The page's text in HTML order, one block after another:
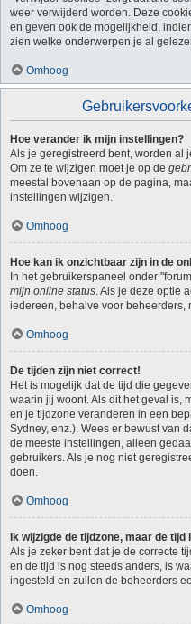
weer verwijderd worden. Deze
en geven ook de mogelijkheid,
zien welke onderwerpen je al
Omhoog
Hoe verander ik mijn instellingen?
Als je geregistreerd bent, worden al
Om ze te wijzigen moet je op de
meestal bovenaan op de pagina,
instellingen wijzigen.
Omhoog
Hoe kan ik onzichtbaar zijn in de
In het gebruikerspaneel onder
mijn online status. Als je deze optie
iedereen, behalve voor beheerders,
Omhoog
De tijden zijn niet correct!
Het is mogelijk dat de tijd die
waarin jij woont. Als dit het geval is,
en je tijdzone veranderen in een
Sydney, enz.). Wees er bewust van
de meeste instellingen, alleen
gebruikers. Als je nog niet
doen.
Omhoog
Ik wijzigde de tijdzone, maar de
Als je zeker bent dat je de correcte
en de tijd is nog steeds anders, is
ingesteld en zullen de beheerders
Omhoog